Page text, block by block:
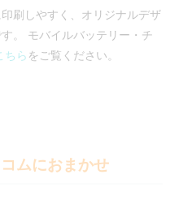
刷しやすく、オリジナルデザ
。 モバイルバッテリー・チ
ちら をご覧ください。
ムにおまかせ